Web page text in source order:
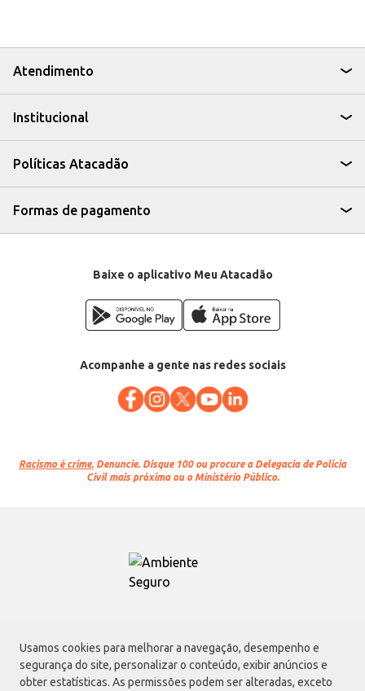
Usamos cookies para melhorar a navegação, desempenho e
segurança do site, personalizar o conteúdo, exibir anúncios e
obter estatísticas. As permissões podem ser alteradas, exceto
Atendimento
Institucional
Políticas Atacadão
Formas de pagamento
Baixe o aplicativo Meu Atacadão
Acompanhe a gente nas redes sociais
Racismo é crime. Denuncie. Disque 100 ou procure a Delegacia de Polícia
Civil mais próxima ou o Ministério Público.
Atacadão S.A.
Avenida Morvan Dias de Figueiredo, 6169, Vila Maria, São Paulo - SP | CEP
02170-901 | CNPJ: 75.315.333/0001-09